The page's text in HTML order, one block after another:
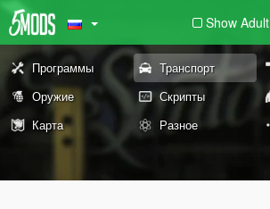
Show Adult
Программы Транспорт
Оружие
Скрипты
Карта
Разное